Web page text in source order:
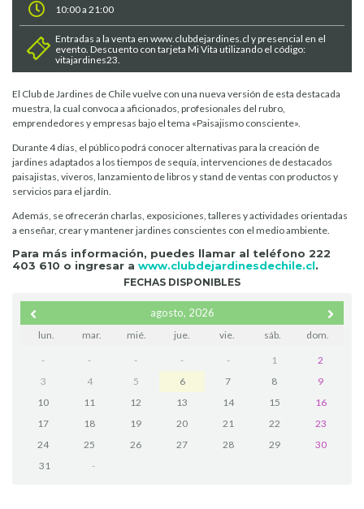
10:00 a 21:00
Entradas a la venta en www.clubdejardines.cl y presencial en el
evento. Descuento con tarjeta Mi Vita utilizando el código:
vitajardines23.
El Club de Jardines de Chile vuelve con una nueva versión de esta destacada
muestra, la cual convoca a aficionados, profesionales del rubro,
emprendedores y empresas bajo el tema «Paisajismo consciente».
Durante 4 días, el público podrá conocer alternativas para la creación de
jardines adaptados a los tiempos de sequía, intervenciones de destacados
paisajistas, viveros, lanzamiento de libros y stand de ventas con productos y
servicios para el jardín.
Además, se ofrecerán charlas, exposiciones, talleres y actividades orientadas
a enseñar, crear y mantener jardines conscientes con el medio ambiente.
Para más información, puedes llamar al teléfono 222
403 610 o ingresar a www.clubdejardinesdechile.cl.
FECHAS DISPONIBLES
agosto, 2026
lun. mar. mié. jue. vie. sáb. dom.
- - - - - 1
2
3
4 5 6 7 8
9
10
11 12 13 14 15
16
17
18 19 20 21 22
23
24
25 26 27 28 29
30
31
-